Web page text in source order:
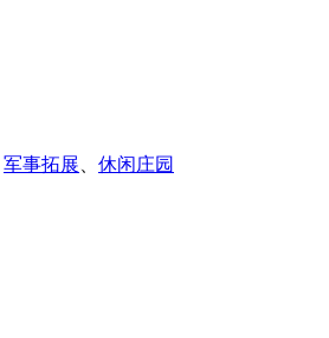
军事拓展
休闲庄园